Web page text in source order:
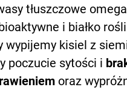
tłuszczowe
i białko
wypijemy kisiel z
poczucie sytości i
oraz